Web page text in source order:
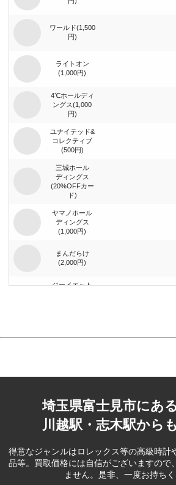
ワールド(1,500
円)
ライトオン
(1,000円)
4℃ホールディ
ングス(1,000
円)
ユナイテッド&
コレクティブ
(500円)
三城ホール
ディングス
(20%OFFカー
ド)
ヤマノホール
ディングス
(1,000円)
まんだらけ
(2,000円)
ジーイエット
コーポレー
ベリテ(5,000
コーポレー
ション(100円)
ファーマライ
埼玉県富士見市にある
川越駅・志木駅から
得意なジャンルはロレックス等の高級時計
品等。 買取価格には自信がございますので
ません。是非、一度お持ちく